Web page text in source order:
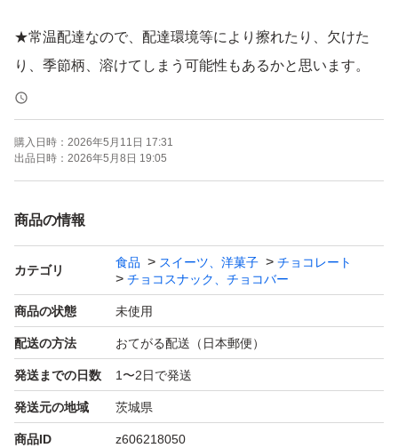
★常温配達なので、配達環境等により擦れたり、欠けた
り、季節柄、溶けてしまう可能性もあるかと思います。
その旨ご了承ください。
★ゆうパケットポストにて、食品衛生法適合の食品保存袋
に入れ、衛生面及び気温の影響を最小限に抑えることを考
まが指定した郵便局・ローソン・ミニストップ・はこぽす
で商品を受取ることもできますので、ご不在時の心配もな
く、ご自身のタイミングで、お好きな時間にお好きな場所
での受け取りができます。
★お手元に届きましたら、お早めにご開封ください。
購入日時： 2026年5月11日 17:31
出品日時： 2026年5月8日 19:05
商品の情報
カテゴリ
食品 スイーツ、洋菓子
チョコレート
チョコスナック、チョコバー
商品の状態 未使用
配送の方法 おてがる配送（日本郵便）
発送までの日数 1〜2日で発送
発送元の地域 茨城県
商品ID z606218050